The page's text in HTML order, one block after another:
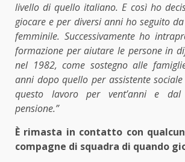
livello di quello italiano. E così ho
giocare e per diversi anni ho seguito
femminile. Successivamente ho
formazione per aiutare le persone in
nel 1982, come sostegno alle
anni dopo quello per assistente
questo lavoro per vent’anni e
pensione.”
È rimasta in contatto con
compagne di squadra di quando